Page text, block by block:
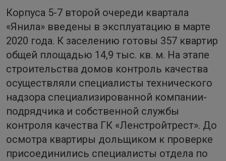
Корпуса 5-7 второй очереди квартала
«Янила» введены в эксплуатацию в марте
2020 года. К заселению готовы 357 квартир
общей площадью 14,9 тыс. кв. м. На этапе
строительства домов контроль качества
осуществляли специалисты технического
надзора специализированной компании-
подрядчика и собственной службы
контроля качества ГК «Ленстройтрест». До
осмотра квартиры дольщиком к проверке
присоединились специалисты отдела по